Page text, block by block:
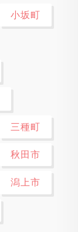
小坂町
三種町
秋田市
潟上市